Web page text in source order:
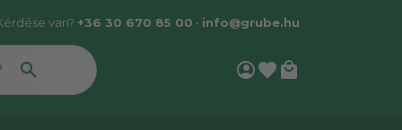
van? +36 30 670 85 00 • info@grube.hu
account_circlefavorite local_mall